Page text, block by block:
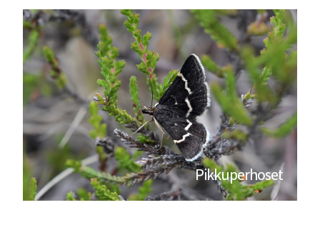
Pikkuperhoset